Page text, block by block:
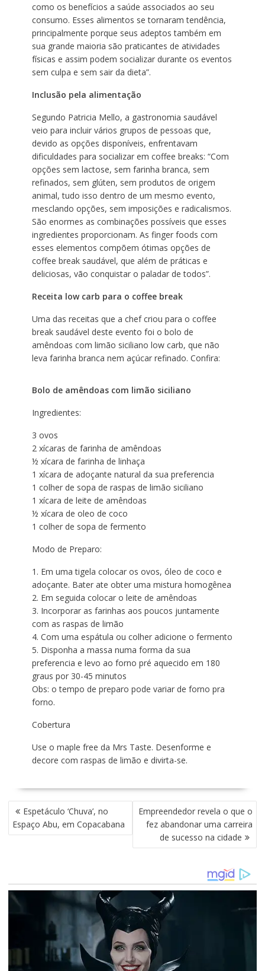
como os benefícios a saúde associados ao seu
consumo. Esses alimentos se tornaram tendência,
principalmente porque seus adeptos também em
sua grande maioria são praticantes de atividades
físicas e assim podem socializar durante os eventos
sem culpa e sem sair da dieta”.
Inclusão pela alimentação
Segundo Patricia Mello, a gastronomia saudável
veio para incluir vários grupos de pessoas que,
devido as opções disponíveis, enfrentavam
dificuldades para socializar em coffee breaks: “Com
opções sem lactose, sem farinha branca, sem
refinados, sem glúten, sem produtos de origem
animal, tudo isso dentro de um mesmo evento,
mesclando opções, sem imposições e radicalismos.
São enormes as combinações possíveis que esses
ingredientes proporcionam. As finger foods com
esses elementos compõem ótimas opções de
coffee break saudável, que além de práticas e
deliciosas, vão conquistar o paladar de todos”.
Receita low carb para o coffee break
Uma das receitas que a chef criou para o coffee
break saudável deste evento foi o bolo de
amêndoas com limão siciliano low carb, que não
leva farinha branca nem açúcar refinado. Confira:
Bolo de amêndoas com limão siciliano
Ingredientes:
3 ovos
2 xícaras de farinha de amêndoas
½ xícara de farinha de linhaça
1 xícara de adoçante natural da sua preferencia
1 colher de sopa de raspas de limão siciliano
1 xícara de leite de amêndoas
½ xícara de oleo de coco
1 colher de sopa de fermento
Modo de Preparo:
1. Em uma tigela colocar os ovos, óleo de coco e
adoçante. Bater ate obter uma mistura homogênea
2. Em seguida colocar o leite de amêndoas
3. Incorporar as farinhas aos poucos juntamente
com as raspas de limão
4. Com uma espátula ou colher adicione o fermento
5. Disponha a massa numa forma da sua
preferencia e levo ao forno pré aquecido em 180
graus por 30-45 minutos
Obs: o tempo de preparo pode variar de forno pra
forno.
Cobertura
Use o maple free da Mrs Taste. Desenforme e
decore com raspas de limão e divirta-se.
N
A
V
Ç
Ã
P
O
Espetáculo ‘Chuva’, no
Espaço Abu, em Copacabana
Empreendedor revela o que o
fez abandonar uma carreira
de sucesso na cidade